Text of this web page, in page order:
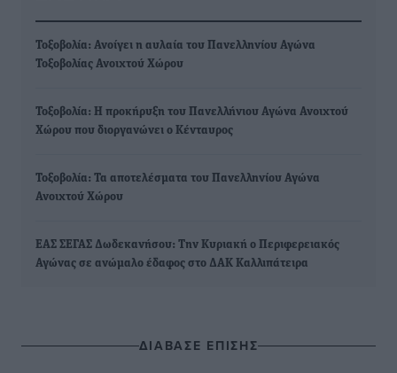
Τοξοβολία: Ανοίγει η αυλαία του Πανελληνίου Αγώνα
Τοξοβολίας Ανοιχτού Χώρου
Τοξοβολία: Η προκήρυξη του Πανελλήνιου Αγώνα Ανοιχτού
Χώρου που διοργανώνει ο Κένταυρος
Τοξοβολία: Τα αποτελέσματα του Πανελληνίου Αγώνα
Ανοιχτού Χώρου
ΕΑΣ ΣΕΓΑΣ Δωδεκανήσου: Την Κυριακή ο Περιφερειακός
Αγώνας σε ανώμαλο έδαφος στο ΔΑΚ Καλλιπάτειρα
ΔΙΑΒΑΣΕ ΕΠΙΣΗΣ